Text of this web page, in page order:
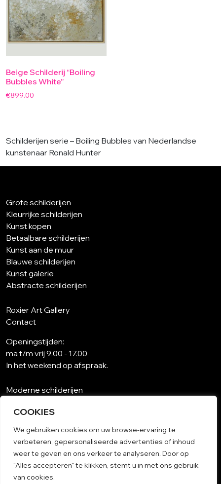
COOKIES
We gebruiken cookies om uw browse-ervaring te
verbeteren, gepersonaliseerde advertenties of inhoud
weer te geven en ons verkeer te analyseren. Door op
"Alles accepteren" te klikken, stemt u in met ons gebruik
van cookies.
Beige Schilderij “Boiling
Bubbles White”
€899.00
Schilderijen serie – Boiling Bubbles van Nederlandse
kunstenaar Ronald Hunter
Grote schilderijen
Kleurrijke schilderijen
Kunst kopen
Betaalbare schilderijen
Kunst aan de muur
Blauwe schilderijen
Kunst galerie
Abstracte schilderijen
Roxier Art Gallery
Contact
Openingstijden:
ma t/m vrij 9.00 - 17.00
In het weekend op afspraak.
Moderne schilderijen
Kunst op maat
Schilderijen woonkamer
Unieke schilderijen
Kunst op papier
Schilderij woonkamer
Algemene voorwaarden